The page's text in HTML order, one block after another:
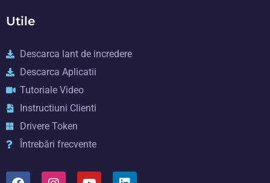
Utile
Descarca lant de incredere
Descarca Aplicatii
Tutoriale Video
Instructiuni Clienti
Drivere Token
Întrebări frecvente